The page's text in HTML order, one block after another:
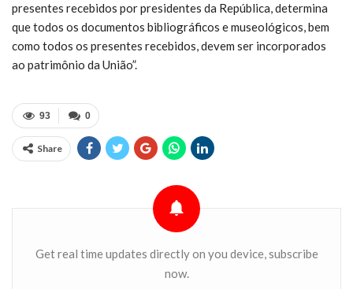
presentes recebidos por presidentes da República, determina
que todos os documentos bibliográficos e museológicos, bem
como todos os presentes recebidos, devem ser incorporados
ao patrimônio da União”.
0
93
Share
Get real time updates directly on you device, subscribe
now.